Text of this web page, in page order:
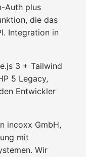
Auth plus
die das
Integration in
3 + Tailwind
5 Legacy,
Entwickler
incoxx GmbH,
mit
Wir